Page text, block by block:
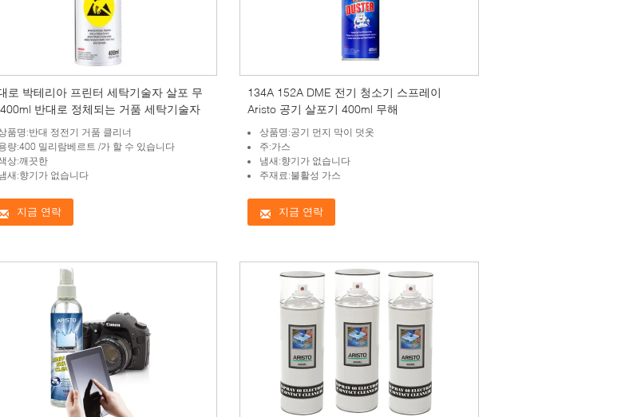
로 박테리아 프린터 세탁기술자 살포 무
반대로 정체되는 거품 세탁기술자
품명:반대 정전기 거품 클리너
량:400 밀리람베르트 /가 할 수 있습니다
상:깨끗한
새:향기가 없습니다
지금 연락
134A 152A DME 전기 청소기 스프레이
Aristo 공기 살포기 400ml 무해
상품명:공기 먼지 막이 덧옷
주:가스
냄새:향기가 없습니다
주재료:불활성 가스
지금 연락